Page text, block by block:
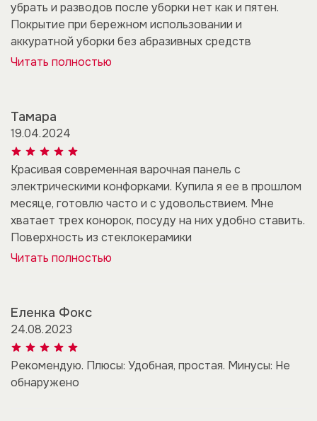
убрать и разводов после уборки нет как и пятен.
Покрытие при бережном использовании и
аккуратной уборки без абразивных средств
Читать полностью
Тамара
19.04.2024
Красивая современная варочная панель с
электрическими конфорками. Купила я ее в прошлом
месяце, готовлю часто и с удовольствием. Мне
хватает трех конорок, посуду на них удобно ставить.
Поверхность из стеклокерамики
Читать полностью
Еленка Фокс
24.08.2023
Рекомендую. Плюсы: Удобная, простая. Минусы: Не
обнаружено